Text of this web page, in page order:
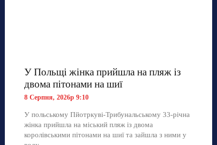
У Польщі жінка прийшла на пляж із
двома пітонами на шиї
8 Серпня, 2026р 9:10
У польському Пйотркуві-Трибунальському 33-річна
жінка прийшла на міський пляж із двома
королівськими пітонами на шиї та зайшла з ними у